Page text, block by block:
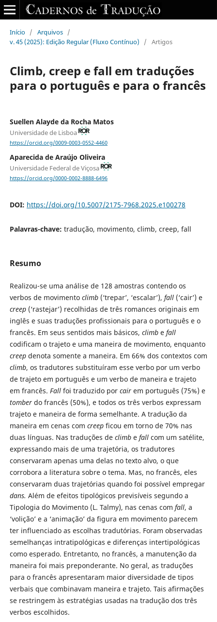
Início / Arquivos /
v. 45 (2025): Edição Regular (Fluxo Contínuo)
/ Artigos
Climb, creep e fall em traduções
para o português e para o francês
Suellen Alayde da Rocha Matos
Universidade de Lisboa
https://orcid.org/0009-0003-0552-4460
Aparecida de Araújo Oliveira
Universidade Federal de Viçosa
https://orcid.org/0000-0002-8888-6496
DOI: https://doi.org/10.5007/2175-7968.2025.e100278
Palavras-chave: tradução, movimento, climb, creep, fall
Resumo
Realizou-se uma análise de 128 amostras contendo os
verbos de movimento climb(‘trepar’, ‘escalar’), fall(‘cair’) e
creep(‘rastejar’) recolhidas de três romances originais em
inglês e suas traduções profissionais para o português e o
francês. Em seus sentidos mais básicos, climbe fall
codificam o trajeto e uma maneira de movimento, enquanto
creepdenota somente a maneira. Em 66% dos contextos com
climb, os tradutores substituíram esse verbo por um verbo
de trajeto em português e um verbo de maneira e trajeto
em francês. Fallfoi traduzido por cairem português (75%) e
tomberdo francês (50%), e todos os três verbos expressam
trajeto e maneira de forma semelhante. A tradução da
maneira em cenas com creepficou em torno de 70% nas
duas línguas. Nas traduções de climbe fallcom um satélite,
expressando mais de uma trajetória, os tradutores
conservaram apenas uma delas no texto alvo, o que
corrobora a literatura sobre o tema. Mas, no francês, eles
conservaram duas trajetórias quando foi possível empregar
dans. Além de efeitos tipológicos previsíveis segundo a
Tipologia do Movimento (L. Talmy), nas cenas com fall, a
‘volição’ e a ‘animação’ da figura em movimento parecem
ter influenciado as escolhas tradutórias. Foram observadas
semelhanças intratipológicas e diferenças intertipológicas
como esperado. Entretanto, no francês, a manutenção da
maneira foi mais preponderante. No geral, as traduções
para o francês apresentaram maior diversidade de tipos
verbais que combinavam maneira e trajeto. Tais afirmações
se restringem às estratégias usadas na tradução dos três
verbos escolhidos.